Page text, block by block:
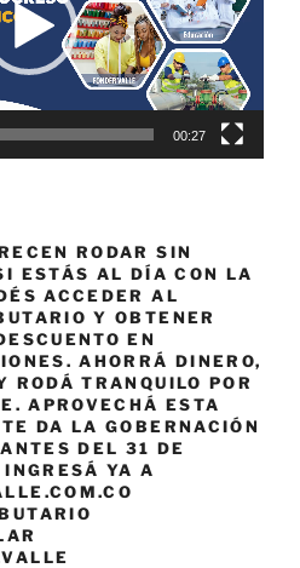
00:27
RODAR SIN
ESTÁS AL DÍA CON LA
ACCEDER AL
Y OBTENER
EN
AHORRÁ DINERO,
RODÁ TRANQUILO POR
APROVECHÁ ESTA
DA LA GOBERNACIÓN
DEL 31 DE
YA A